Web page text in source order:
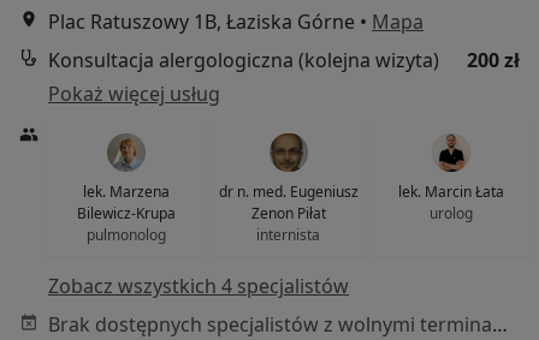
Plac Ratuszowy 1B, Łaziska Górne • Mapa
Konsultacja alergologiczna (kolejna wizyta)
200 zł
Pokaż więcej usług
lek. Marzena
Bilewicz-Krupa
pulmonolog
dr n. med. Eugeniusz
Zenon Piłat
internista
lek. Marcin Łata
urolog
Zobacz wszystkich 4 specjalistów
Brak dostępnych specjalistów z wolnymi terminami w tym centrum medycznym.